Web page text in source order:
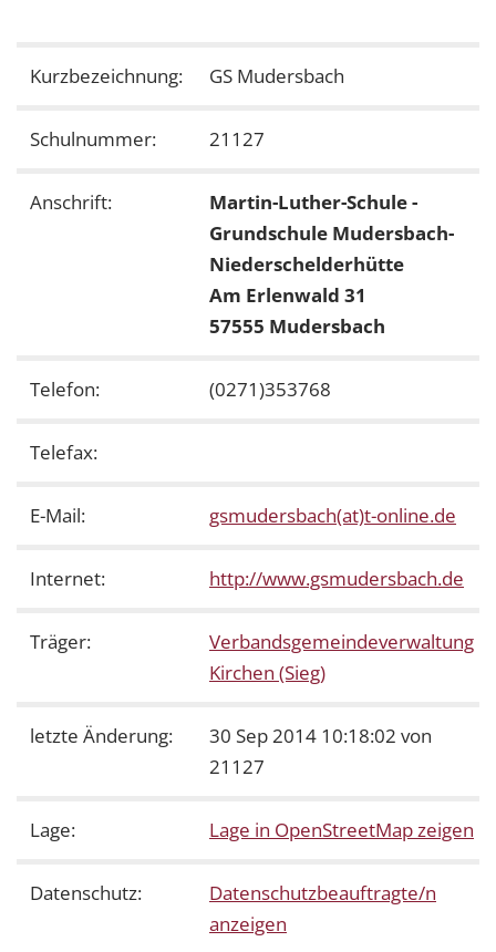
Kurzbezeichnung: GS Mudersbach
Schulnummer: 21127
Anschrift:
Martin-Luther-Schule -
Grundschule Mudersbach-
Niederschelderhütte
Am Erlenwald 31
57555 Mudersbach
Telefon: (0271)353768
Telefax:
E-Mail: gsmudersbach(at)t-online.de
Internet: http://www.gsmudersbach.de
Träger:
Verbandsgemeindeverwaltung
Kirchen (Sieg)
letzte Änderung:
30 Sep 2014 10:18:02 von
21127
Lage: Lage in OpenStreetMap zeigen
Datenschutz:
Datenschutzbeauftragte/n
anzeigen